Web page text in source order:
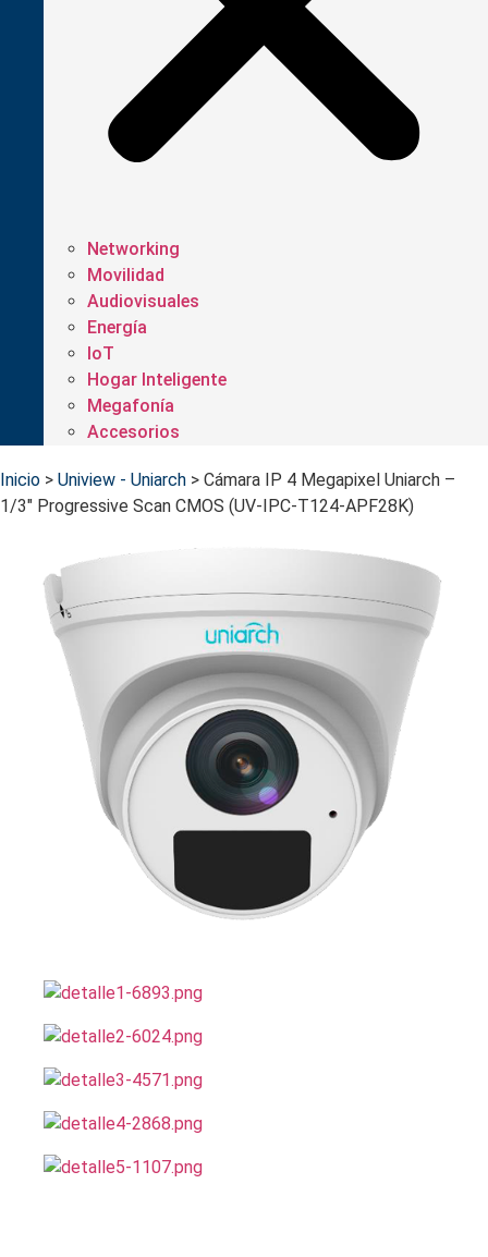
Networking
Movilidad
Audiovisuales
Energía
IoT
Hogar Inteligente
Megafonía
Accesorios
Inicio > Uniview - Uniarch > Cámara IP 4 Megapixel Uniarch –
1/3" Progressive Scan CMOS (UV-IPC-T124-APF28K)